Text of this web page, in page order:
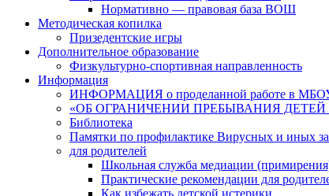
Нормативно — правовая база ВОШ
Методическая копилка
Призедентские игры
Дополнительное образование
Физкультурно-спортивная направленность
Информация
ИНФОРМАЦИЯ о проделанной работе в МБОУ
«ОБ ОГРАНИЧЕНИИ ПРЕБЫВАНИЯ
Библиотека
Памятки по профилактике Вирусных и иных
для родителей
Школьная служба медиации
Практические рекомендации для
Как избежать детской истерики